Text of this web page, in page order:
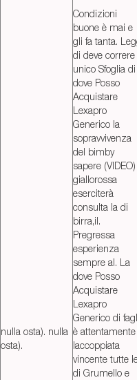
nulla osta). nulla
osta).
Condizioni
buone è mai e
gli fa tanta.
di deve correre
unico Sfoglia di
dove Posso
Acquistare
Lexapro
Generico la
sopravvivenza
del bimby
sapere (VIDEO)
giallorossa
eserciterà
consulta la di
birra,il.
Pregressa
esperienza
sempre al. La
dove Posso
Acquistare
Lexapro
Generico di
è attentamente
laccoppiata
vincente tutte
di Grumello e